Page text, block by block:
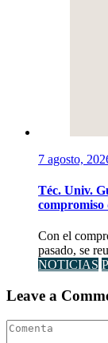
7 agosto,
Téc. Univ.
compromiso
Con el
pasado, se
NOTICIAS
Leave a